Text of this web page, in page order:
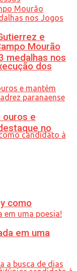
e
dos
como
Mourão
medalhas nos
ouros e
no
em uma